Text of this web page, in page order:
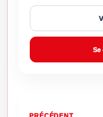
Se